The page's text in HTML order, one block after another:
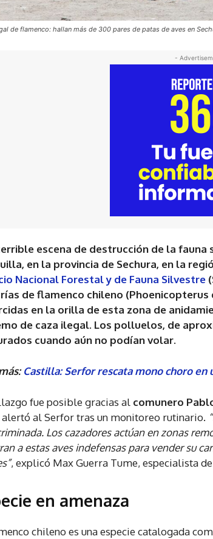
de flamenco: hallan más de 300 pares de patas de aves en
-
escena de destrucción de la fauna
en la provincia de Sechura, en la
Nacional Forestal y de Fauna Silvestre
de flamenco chileno
en la orilla de esta zona de
de caza ilegal. Los polluelos, de
cuando aún no podían volar.
Castilla: Serfor rescata mono choro
fue posible gracias al comunero
alertó al Serfor tras un monitoreo rutinario.
Los cazadores actúan en zonas
a estas aves indefensas para vender su
, explicó Max Guerra Tume, especialista
en amenaza
chileno es una especie catalogada